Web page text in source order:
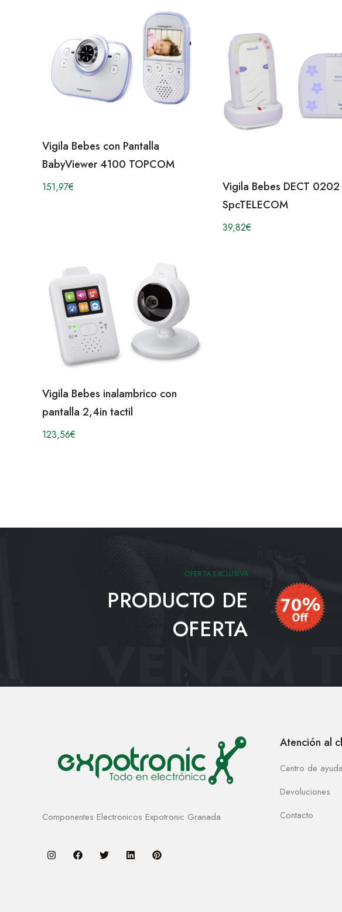
Vigila Bebes con Pantalla
BabyViewer 4100 TOPCOM
151,97€
Vigila Bebes DECT 0202
SpcTELECOM
39,82€
Vigila Bebes inalambrico con
pantalla 2,4in tactil
123,56€
OFERTA EXCLUSIVA
PRODUCTO DE
OFERTA
VENAM
Componentes Electronicos Expotronic Granada
Atención al
Centro de ayuda
Devoluciones
Contacto